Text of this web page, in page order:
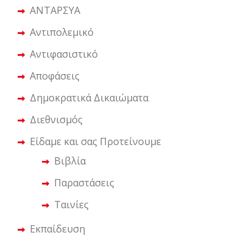
ΑΝΤΑΡΣΥΑ
Αντιπολεμικό
Αντιφασιστικό
Αποφάσεις
Δημοκρατικά Δικαιώματα
Διεθνισμός
Είδαμε και σας Προτείνουμε
Βιβλία
Παραστάσεις
Ταινίες
Εκπαίδευση